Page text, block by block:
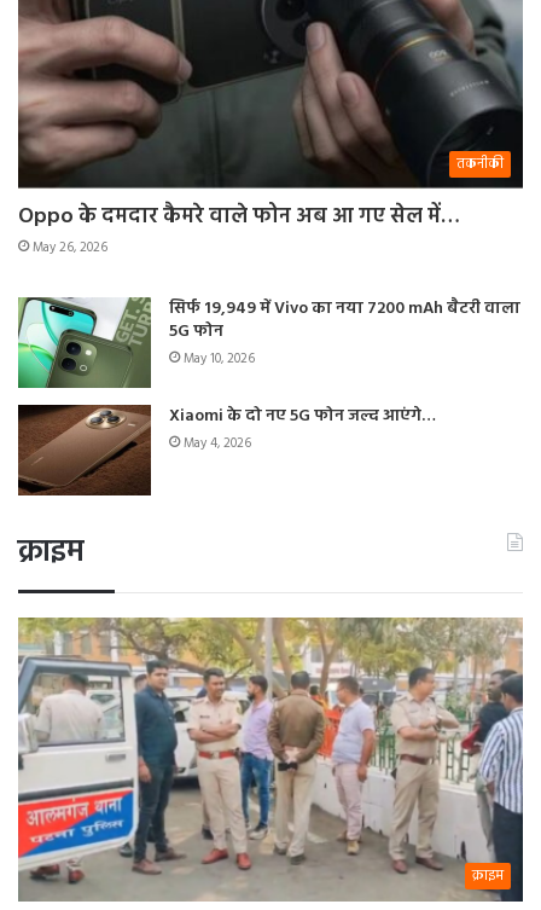
तकनीकी
Oppo के दमदार कैमरे वाले फोन अब आ गए सेल में…
May 26, 2026
सिर्फ 19,949 में Vivo का नया 7200 mAh बैटरी वाला
5G फोन
May 10, 2026
Xiaomi के दो नए 5G फोन जल्द आएंगे…
May 4, 2026
क्राइम
क्राइम